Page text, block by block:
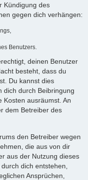
Kündigung des
gegen dich verhängen:
Benutzers.
deinen Benutzer
besteht, dass du
Du kannst dies
dich durch Beibringung
Kosten ausräumst. An
dem Betreiber des
den Betreiber wegen
die aus von dir
aus der Nutzung dieses
dich entstehen,
Ansprüchen,